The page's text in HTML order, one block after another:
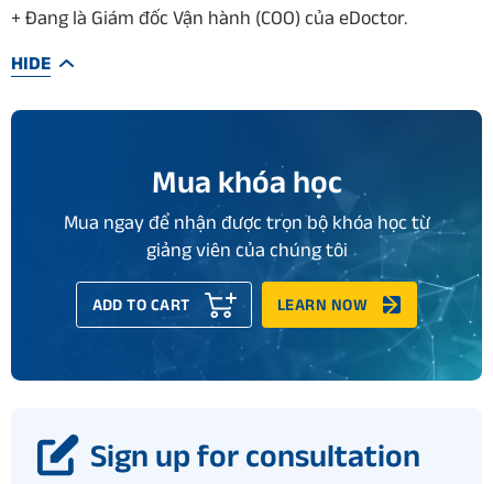
+ Đang là Giám đốc Vận hành (COO) của eDoctor.
HIDE
Mua khóa học
Mua ngay để nhận được trọn bộ khóa học từ
giảng viên của chúng tôi
ADD TO CART LEARN NOW
Sign up for consultation